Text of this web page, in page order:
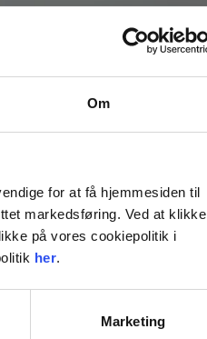
Om
for at få hjemmesiden til
markedsføring. Ved at klikke
på vores cookiepolitik i
her.
Marketing